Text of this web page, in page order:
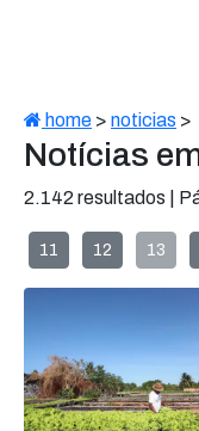
home > noticias >
Notícias
2.142 resultados |
11 12 13